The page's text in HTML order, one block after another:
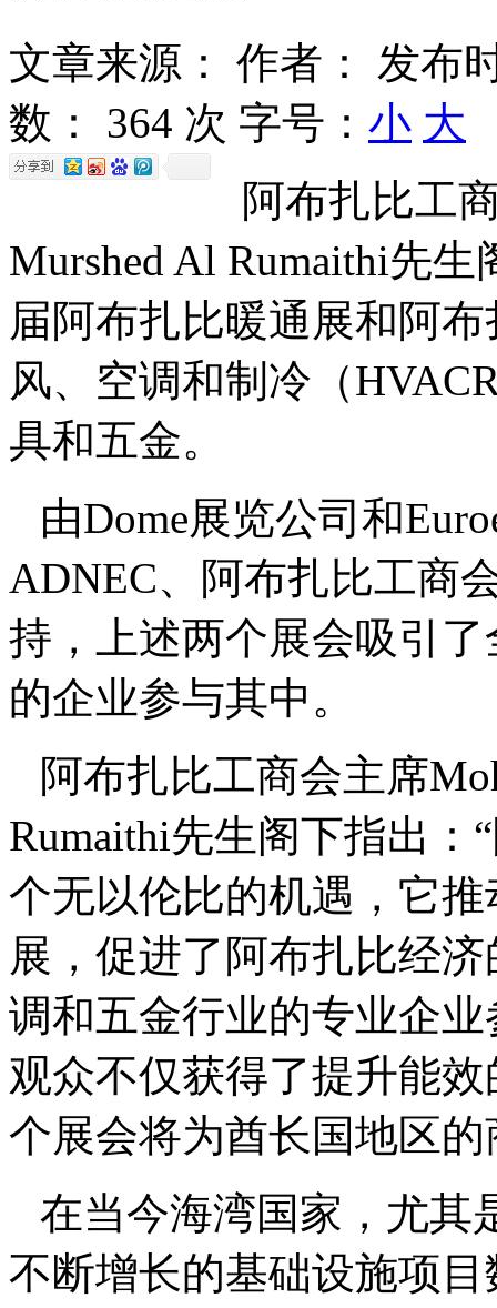
文章来源： 作者：
发布
数： 364 次 字号： 小 大
阿布扎比工
Murshed Al Rumaithi先
届阿布扎比暖通展和阿
风、空调和制冷（
具和五金。
由Dome展览公司和
ADNEC、阿布扎比工商
持，上述两个展会吸引
的企业参与其中。
阿布扎比工商会主席
Rumaithi先生阁下指出：
个无以伦比的机遇，它
展，促进了阿布扎比经
调和五金行业的专业企
观众不仅获得了提升能
个展会将为酋长国地区
在当今海湾国家，尤其
不断增长的基础设施项